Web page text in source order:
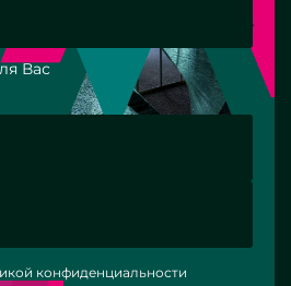
Вас
конфиденциальности